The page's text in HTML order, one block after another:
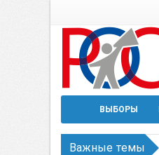
ВЫБОРЫ
Важные темы